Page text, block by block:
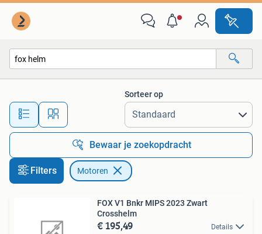
Alle afstanden…
Sorteer op
Bewaar je zoekopdracht
Filters Motoren
FOX V1 Bnkr MIPS 2023 Zwart
Crosshelm
€ 195,49 Details